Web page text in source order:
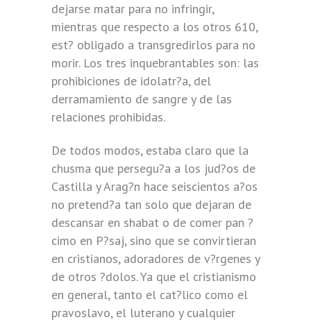
dejarse matar para no infringir,
mientras que respecto a los otros 610,
est? obligado a transgredirlos para no
morir. Los tres inquebrantables son: las
prohibiciones de idolatr?a, del
derramamiento de sangre y de las
relaciones prohibidas.
De todos modos, estaba claro que la
chusma que persegu?a a los jud?os de
Castilla y Arag?n hace seiscientos a?os
no pretend?a tan solo que dejaran de
descansar en shabat o de comer pan ?
cimo en P?saj, sino que se convirtieran
en cristianos, adoradores de v?rgenes y
de otros ?dolos. Ya que el cristianismo
en general, tanto el cat?lico como el
pravoslavo, el luterano y cualquier